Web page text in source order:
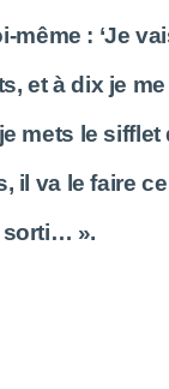
: ‘Je
et à dix je
mets le
il va le faire
sorti… ».